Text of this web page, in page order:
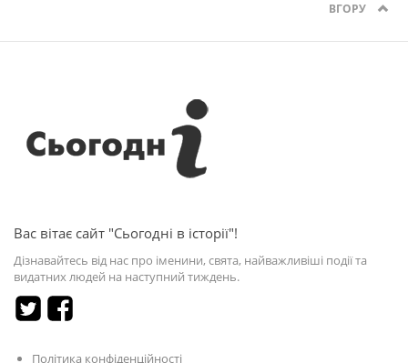
ВГОРУ
Вас вітає сайт "Сьогодні в історії"!
Дізнавайтесь від нас про іменини, свята, найважливіші події та
видатних людей на наступний тиждень.
Політика конфіденційності